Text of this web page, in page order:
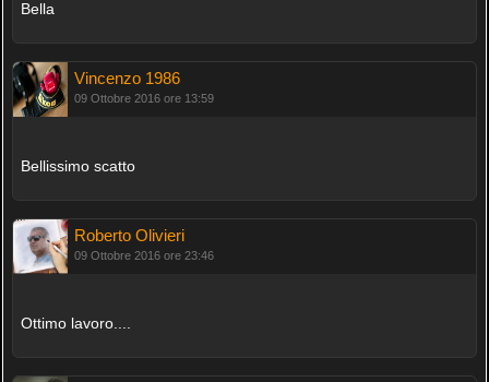
Bella
Vincenzo 1986
09 Ottobre 2016 ore 13:59
Bellissimo scatto
Roberto Olivieri
09 Ottobre 2016 ore 23:46
Ottimo lavoro....